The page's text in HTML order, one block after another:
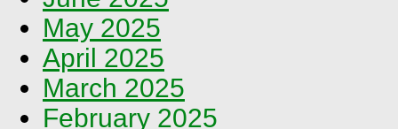
May 2025
April 2025
March 2025
February 2025